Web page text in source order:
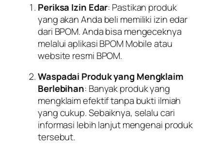
Periksa Izin Edar: Pastikan produk
yang akan Anda beli memiliki izin edar
dari BPOM. Anda bisa mengeceknya
melalui aplikasi BPOM Mobile atau
website resmi BPOM.
Waspadai Produk yang Mengklaim
Berlebihan: Banyak produk yang
mengklaim efektif tanpa bukti ilmiah
yang cukup. Sebaiknya, selalu cari
informasi lebih lanjut mengenai produk
tersebut.